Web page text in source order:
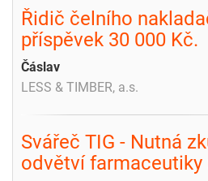
Řidič čelního
příspěvek 30 000 Kč.
Čáslav
LESS & TIMBER, a.s.
Svářeč TIG - Nutná
odvětví farmaceutiky